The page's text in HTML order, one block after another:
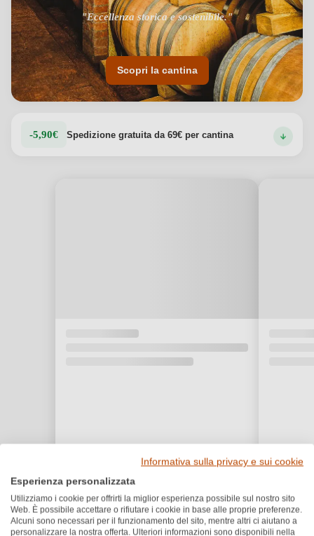
"Eccellenza storica e sostenibile."
"75 ettari tra tradizione medievale e coltivazione biologica."
Scopri la cantina
-5,90€ Spedizione gratuita da 69€ per cantina
Premi e riconoscimenti
Informativa sulla privacy e sui cookie
Esperienza personalizzata
Utilizziamo i cookie per offrirti la miglior esperienza possibile sul nostro sito
Web. È possibile accettare o rifiutare i cookie in base alle proprie preferenze.
Alcuni sono necessari per il funzionamento del sito, mentre altri ci aiutano a
personalizzare la nostra offerta. Ulteriori informazioni sono disponibili nella